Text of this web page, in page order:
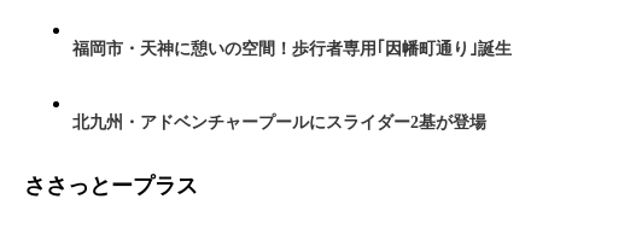
福岡市・天神に憩いの空間！歩行者専用｢因幡町通り｣誕生
北九州・アドベンチャープールにスライダー2基が登場
ささっとープラス